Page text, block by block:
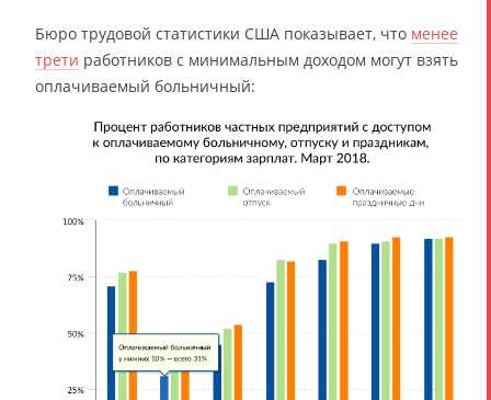
Бюро трудовой статистики США показывает, что менее
трети работников с минимальным доходом могут взять
оплачиваемый больничный: